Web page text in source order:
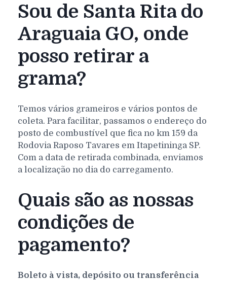
Sou de Santa Rita do
Araguaia GO, onde
posso retirar a
grama?
Temos vários grameiros e vários pontos de
coleta. Para facilitar, passamos o endereço do
posto de combustível que fica no km 159 da
Rodovia Raposo Tavares em Itapetininga SP.
Com a data de retirada combinada, enviamos
a localização no dia do carregamento.
Quais são as nossas
condições de
pagamento?
Boleto à vista, depósito ou transferência